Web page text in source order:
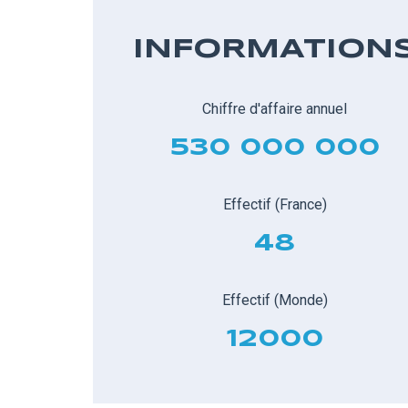
Chiffre d'affaire annuel
530 000 000
Effectif (France)
48
Effectif (Monde)
12000